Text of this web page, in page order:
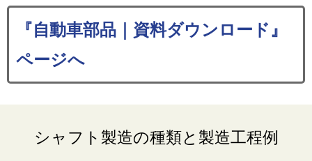
『自動車部品｜資料ダウンロード』
ページへ
シャフト製造の種類と製造工程例